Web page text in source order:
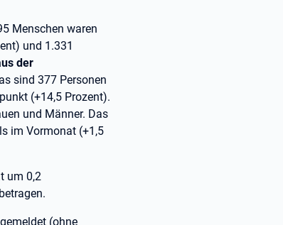
Menschen waren
und 1.331
der
sind 377 Personen
(+14,5 Prozent).
und Männer. Das
im Vormonat (+1,5
um 0,2
(ohne